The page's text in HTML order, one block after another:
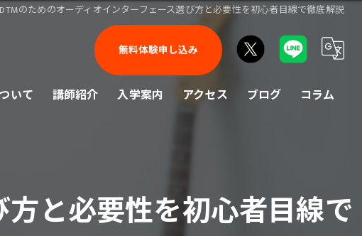
DTMのためのオーディオインターフェース選び方と必要性を初心者目線で徹底解説
無料体験申し込み
いて 講師紹介 入学案内 アクセス ブログ コラム
と必要性を初心者目線で